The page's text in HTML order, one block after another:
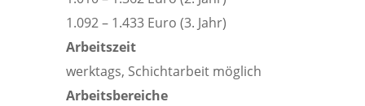
1.092 – 1.433 Euro (3. Jahr)
Arbeitszeit
werktags, Schichtarbeit möglich
Arbeitsbereiche